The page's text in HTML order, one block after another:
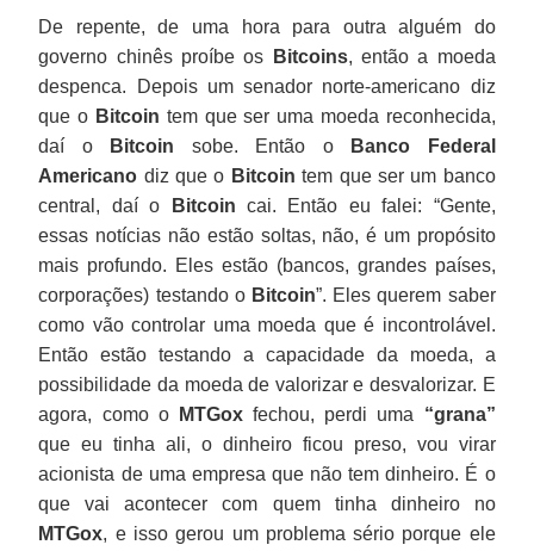
De repente, de uma hora para outra alguém do
governo chinês proíbe os
Bitcoins, então a moeda
despenca. Depois um senador norte-americano diz
que o Bitcoin tem que ser uma moeda reconhecida,
daí o
Bitcoin sobe. Então o
Banco Federal
Americano diz que o Bitcoin tem que ser um banco
central, daí o
Bitcoin cai. Então eu falei: “Gente,
essas notícias não estão soltas, não, é um propósito
mais profundo. Eles estão (bancos, grandes países,
corporações) testando o Bitcoin”. Eles querem saber
como vão controlar uma moeda que é incontrolável.
Então estão testando a capacidade da moeda, a
possibilidade da moeda de valorizar e desvalorizar. E
agora, como o
MTGoxfechou, perdi uma “grana”
que eu tinha ali, o dinheiro ficou preso, vou virar
acionista de uma empresa que não tem dinheiro. É o
que vai acontecer com quem tinha dinheiro no
MTGox, e isso gerou um problema sério porque ele